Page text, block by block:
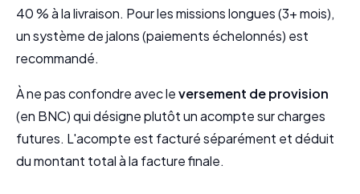
40 % à la livraison. Pour les missions longues (3+ mois),
un système de jalons (paiements échelonnés) est
recommandé.
À ne pas confondre avec leversement de provision
(en BNC) qui désigne plutôt un acompte sur charges
futures. L'acompte est facturé séparément et déduit
du montant total à la facture finale.